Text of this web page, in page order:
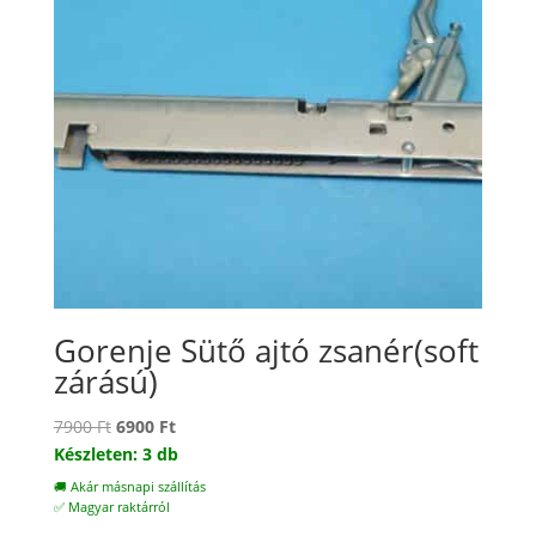
Gorenje Sütő ajtó zsanér(soft
zárású)
7900Ft Original
price
was:
7900 Ft.
6900 FtCurrent
price
is:
Készleten: 3 db
🚚 Akár másnapi szállítás
✅ Magyar raktárról